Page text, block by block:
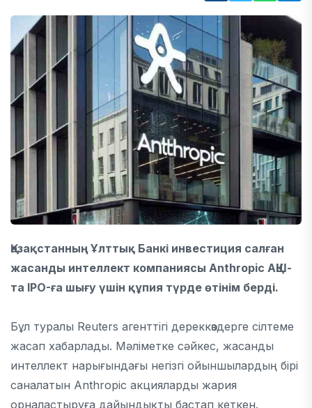
Қазақстанның Ұлттық Банкі инвестиция салған
жасанды интеллект компаниясы Anthropic АҚШ-
та IPO-ға шығу үшін құпия түрде өтінім берді.
Бұл туралы Reuters агенттігі дереккөздерге сілтеме
жасап хабарлады. Мәліметке сәйкес, жасанды
интеллект нарығындағы негізгі ойыншылардың бірі
саналатын Anthropic акцияларды жария
орналастыруға дайындықты бастап кеткен.